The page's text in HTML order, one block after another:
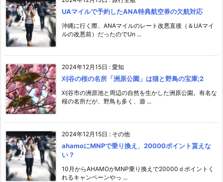
UAマイルで予約したANA特典航空券の欠航対応
沖縄に行く際、ANAマイルのレート改悪直後（＆UAマイ
ルの改悪前）だったのでUn ...
2024年12月15日 : 愛知
刈谷の桜の名所「洲原公園」は猫と野鳥の宝庫;2
刈谷市の洲原池と周辺の自然を生かした洲原公園。有名な
桜の名所だが、野鳥も多く、遊 ...
2024年12月15日 : その他
ahamoにMNPで乗り換え、20000ポイント貰えな
い？
10月からAHAMOがMNP乗り換えで20000ｄポイントく
れるキャンペーンやっ ...